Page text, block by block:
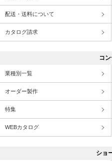
配送・送料について
カタログ請求
コ
業種別一覧
オーダー製作
特集
WEBカタログ
ショ